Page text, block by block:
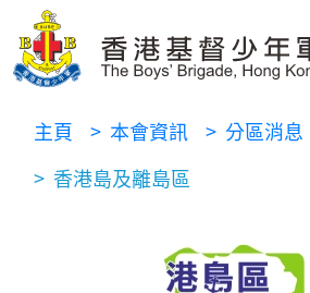
主頁 > 本會資訊 > 分區消息
> 香港島及離島區